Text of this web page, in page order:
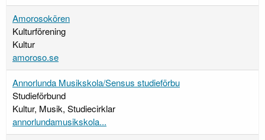
Amorosokören
Kulturförening
Kultur
amoroso.se
Annorlunda Musikskola/Sensus studieförbu
Studieförbund
Kultur, Musik, Studiecirklar
annorlundamusikskola...